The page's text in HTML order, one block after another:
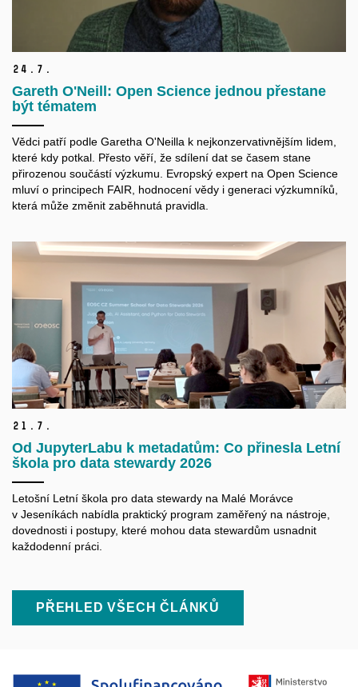
24. 7.
Gareth O'Neill: Open Science jednou přestane
být tématem
Vědci patří podle Garetha O'Neilla k nejkonzervativnějším lidem,
které kdy potkal. Přesto věří, že sdílení dat se časem stane
přirozenou součástí výzkumu. Evropský expert na Open Science
mluví o principech FAIR, hodnocení vědy i generaci výzkumníků,
která může změnit zaběhnutá pravidla.
21. 7.
Od JupyterLabu k metadatům: Co přinesla Letní
škola pro data stewardy 2026
Letošní Letní škola pro data stewardy na Malé Morávce
v Jeseníkách nabídla praktický program zaměřený na nástroje,
dovednosti i postupy, které mohou data stewardům usnadnit
každodenní práci.
PŘEHLED VŠECH ČLÁNKŮ